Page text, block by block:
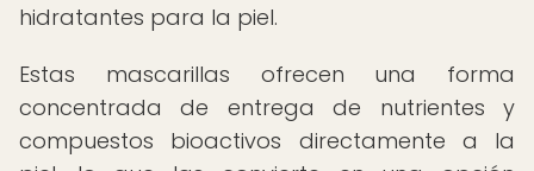
hidratantes para la piel.
Estas mascarillas ofrecen una forma
concentrada de entrega de nutrientes y
compuestos bioactivos directamente a la